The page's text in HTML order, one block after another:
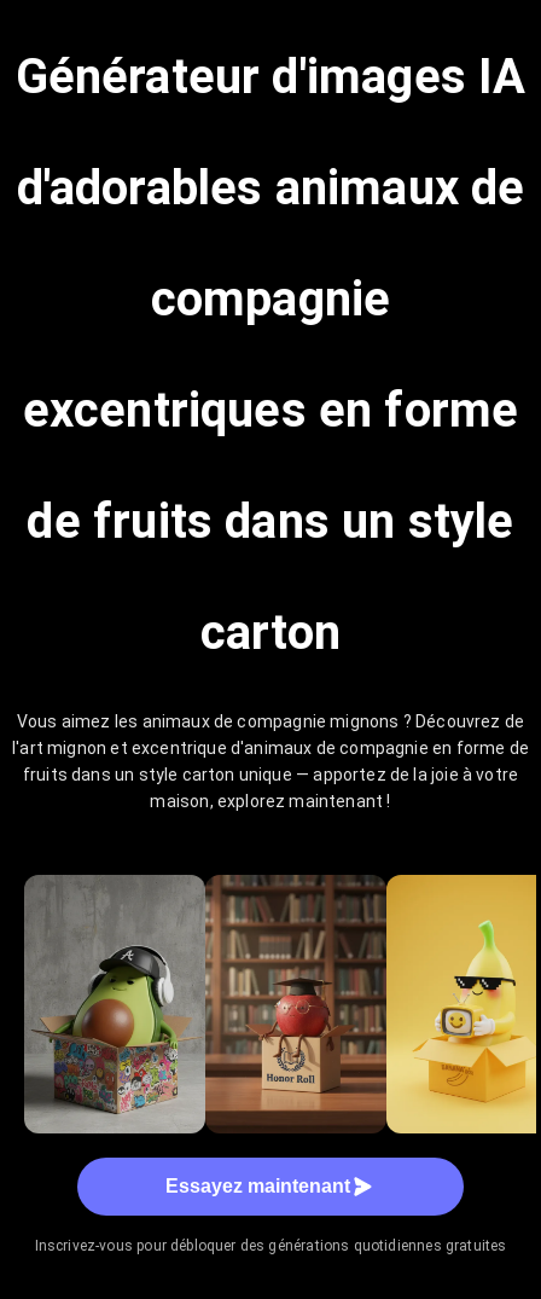
Générateur d'images IA
d'adorables animaux de
compagnie
excentriques en forme
de fruits dans un style
carton
Vous aimez les animaux de compagnie mignons ? Découvrez de
l'art mignon et excentrique d'animaux de compagnie en forme de
fruits dans un style carton unique — apportez de la joie à votre
maison, explorez maintenant !
Essayez maintenant
Inscrivez-vous pour débloquer des générations quotidiennes gratuites